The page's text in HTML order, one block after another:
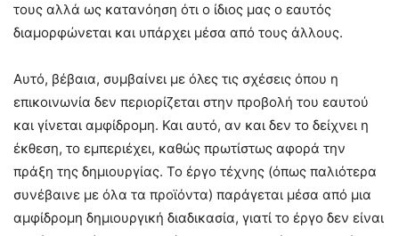
τους αλλά ως κατανόηση ότι ο ίδιος μας ο εαυτός
διαμορφώνεται και υπάρχει μέσα από τους άλλους.
Αυτό, βέβαια, συμβαίνει με όλες τις σχέσεις όπου η
επικοινωνία δεν περιορίζεται στην προβολή του εαυτού
και γίνεται αμφίδρομη. Και αυτό, αν και δεν το δείχνει η
έκθεση, το εμπεριέχει, καθώς πρωτίστως αφορά την
πράξη της δημιουργίας. Το έργο τέχνης (όπως παλιότερα
συνέβαινε με όλα τα προϊόντα) παράγεται μέσα από μια
αμφίδρομη δημιουργική διαδικασία, γιατί το έργο δεν είναι